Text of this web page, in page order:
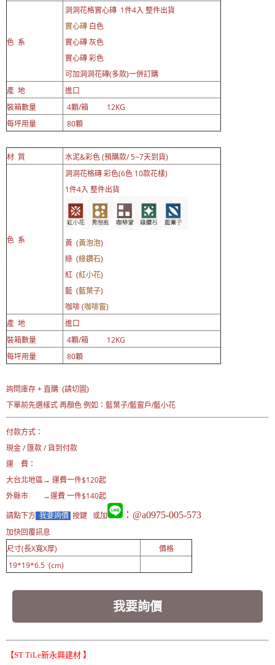
色 系
洞洞花格實心磚 1件4入 整件出貨
實心磚 白色
實心磚 灰色
實心磚 彩色
可加洞洞花磚(多款)一併訂購
產 地
進口
裝箱數量
4顆/箱 12KG
每坪用量
80顆
材 質 水泥&彩色 (預購款/ 5~7天到貨)
色 系
洞洞花格磚 彩色(6色 10款花樣)
1件4入 整件出貨
黃 (黃泡泡)
綠 (綠鑽石)
紅 (紅小花)
藍 (藍葉子)
咖啡 (咖啡窗)
產 地
進口
裝箱數量
4顆/箱 12KG
每坪用量
80顆
詢問庫存 + 直購 (請切圖)
下單前先選樣式 再顏色 例如：藍葉子/藍窗戶/藍小花
付款方式：
現金 / 匯款 / 貨到付款
運 費：
大台北地區→ 運費一件$120起
外縣市 →運費 一件$140起
請點下方 我要詢價 按鍵 或加 ：@a0975-005-573
加快回覆訊息
尺寸(長X寬X厚)
價格
19*19*6.5 (cm)
我要詢價
【ST TiLe新永興建材 】